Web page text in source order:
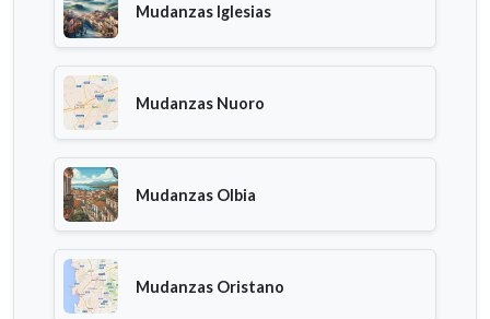
Mudanzas Iglesias
Mudanzas Nuoro
Mudanzas Olbia
Mudanzas Oristano